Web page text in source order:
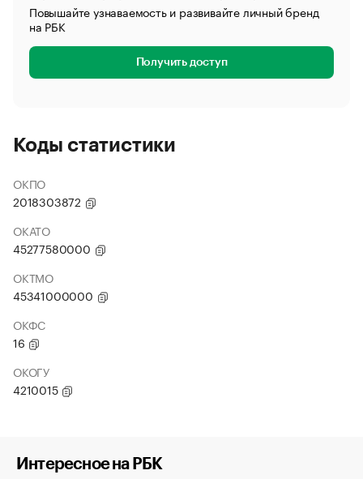
Повышайте узнаваемость и развивайте личный бренд
на РБК
Получить доступ
Коды статистики
ОКПО
2018303872
ОКАТО
45277580000
ОКТМО
45341000000
ОКФС
16
ОКОГУ
4210015
Интересное на РБК